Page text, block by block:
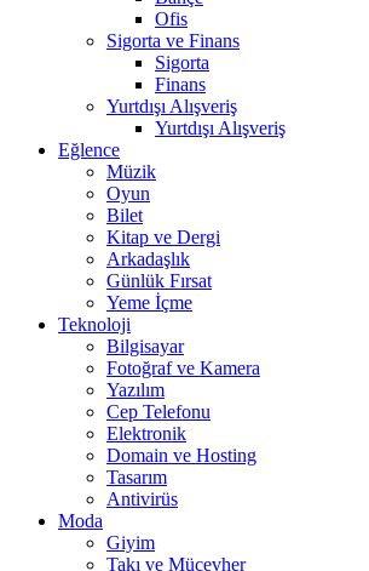
Ofis
Sigorta ve Finans
Sigorta
Finans
Yurtdışı Alışveriş
Yurtdışı Alışveriş
Eğlence
Müzik
Oyun
Bilet
Kitap ve Dergi
Arkadaşlık
Günlük Fırsat
Yeme İçme
Teknoloji
Bilgisayar
Fotoğraf ve Kamera
Yazılım
Cep Telefonu
Elektronik
Domain ve Hosting
Tasarım
Antivirüs
Moda
Giyim
Takı ve Mücevher